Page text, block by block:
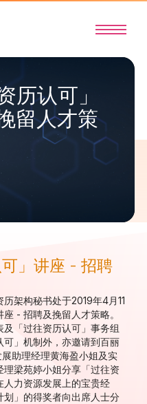
历认可」
留人才策
」讲座 - 招聘
架构秘书处于2019年4月11
- 招聘及挽留人才策略。
「过往资历认可」事务组
」机制外，亦邀请到百丽
助理经理黄海盈小姐及实
梁苑婷小姐分享「过往资
人力资源发展上的宝贵经
」的得奖者向出席人士分